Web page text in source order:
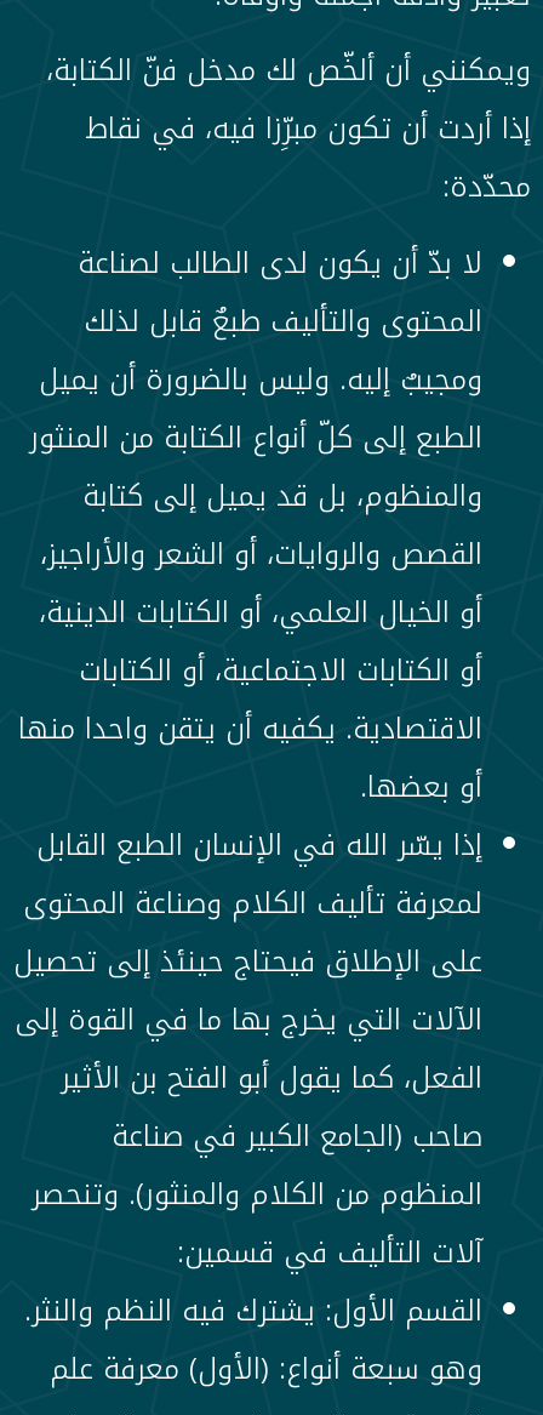
ويمكنني أن ألخّص لك مدخل فنّ الكتابة،
إذا أردت أن تكون مبرِّزا فيه، في نقاط
محدّدة:
لا بدّ أن يكون لدى الطالب لصناعة
المحتوى والتأليف طبعٌ قابل لذلك
ومجيبٌ إليه. وليس بالضرورة أن يميل
الطبع إلى كلّ أنواع الكتابة من المنثور
والمنظوم، بل قد يميل إلى كتابة
القصص والروايات، أو الشعر والأراجيز،
أو الخيال العلمي، أو الكتابات الدينية،
أو الكتابات الاجتماعية، أو الكتابات
الاقتصادية. يكفيه أن يتقن واحدا منها
أو بعضها.
إذا يسّر الله في الإنسان الطبع القابل
لمعرفة تأليف الكلام وصناعة المحتوى
على الإطلاق فيحتاج حينئذ إلى تحصيل
الآلات التي يخرج بها ما في القوة إلى
الفعل، كما يقول أبو الفتح بن الأثير
صاحب (الجامع الكبير في صناعة
المنظوم من الكلام والمنثور). وتنحصر
آلات التأليف في قسمين:
القسم الأول: يشترك فيه النظم والنثر.
وهو سبعة أنواع: (الأول) معرفة علم